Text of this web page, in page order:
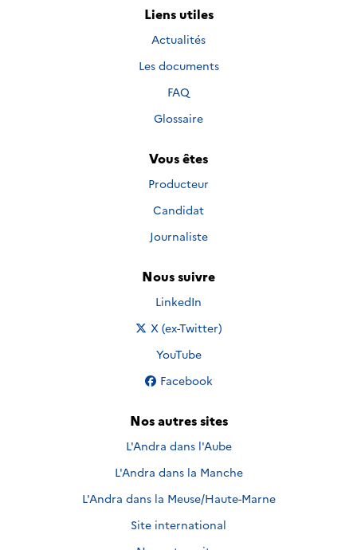
Liens utiles
Actualités
Les documents
FAQ
Glossaire
Vous êtes
Producteur
Candidat
Journaliste
Nous suivre
Nous suivre sur
LinkedIn
Nous suivre sur
X (ex-Twitter)
Nous suivre sur
YouTube
Nous suivre sur
Facebook
Nos autres sites
L'Andra dans l'Aube
L'Andra dans la Manche
L'Andra dans la Meuse/Haute-Marne
Site international